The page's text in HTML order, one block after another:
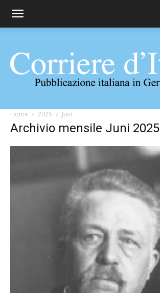
Corriere
Home 2025 Juni
Archivio mensile Juni 2025